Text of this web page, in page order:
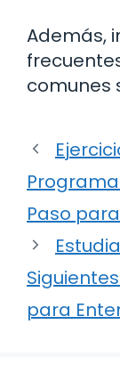
Además,
comunes
Paso
para